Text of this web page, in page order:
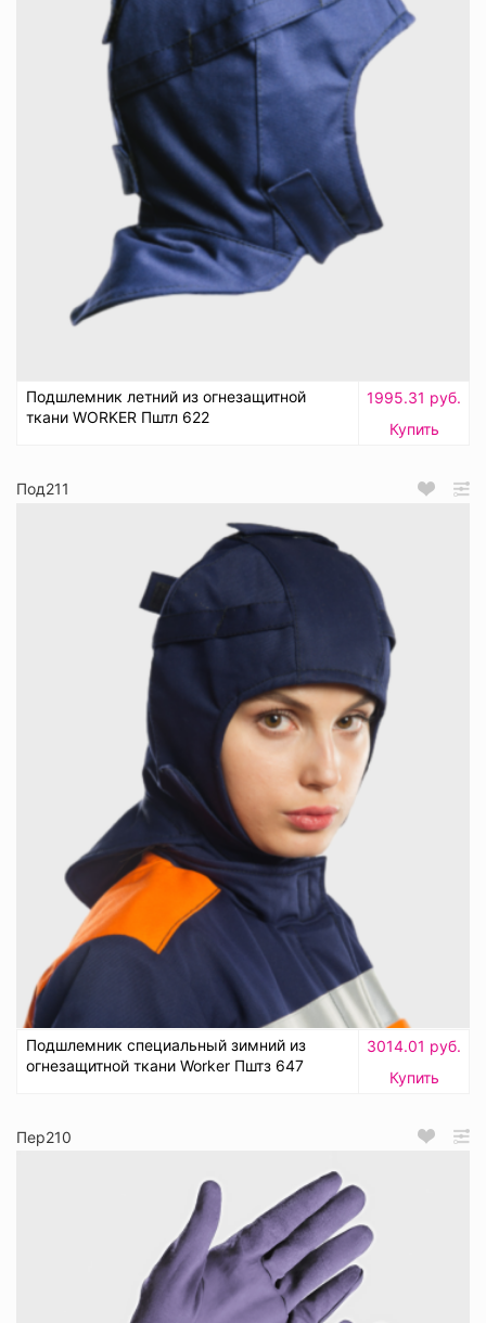
Подшлемник летний из огнезащитной
ткани WORKER Пштл 622
1995.31 руб.
Купить
Под211
Подшлемник специальный зимний из
огнезащитной ткани Worker Пштз 647
3014.01 руб.
Купить
Пер210